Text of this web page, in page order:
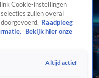
Cookie-instellingen
zullen overal
Raadpleeg
Bekijk hier onze
Altijd actief